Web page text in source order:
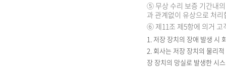
⑤ 무상 수리 보증 기간내
과 관계없이 유상으로 처리
⑥ 제11조 제5항에 의거 고
1. 저장 장치의 장애 발생 시
2. 회사는 저장 장치의 물리
장 장치의 망실로 발생한 시